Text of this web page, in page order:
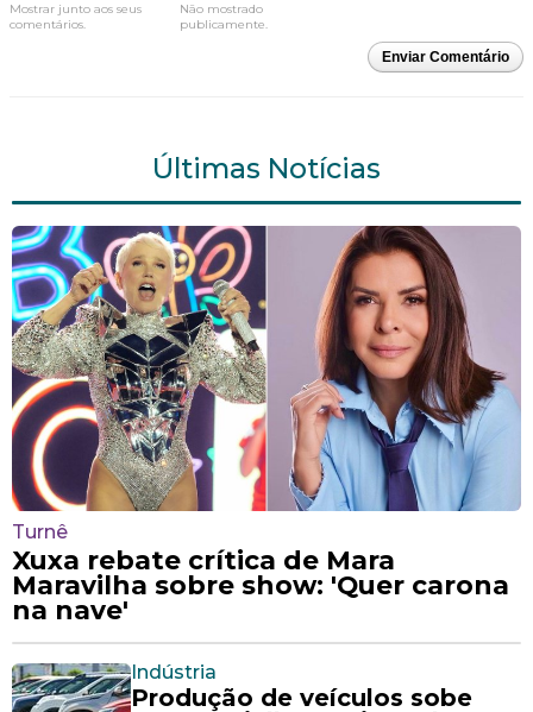
Mostrar junto aos seus
comentários.
Não mostrado
publicamente.
Enviar Comentário
Últimas Notícias
Turnê
Xuxa rebate crítica de Mara
Maravilha sobre show: 'Quer carona
na nave'
Indústria
Produção de veículos sobe